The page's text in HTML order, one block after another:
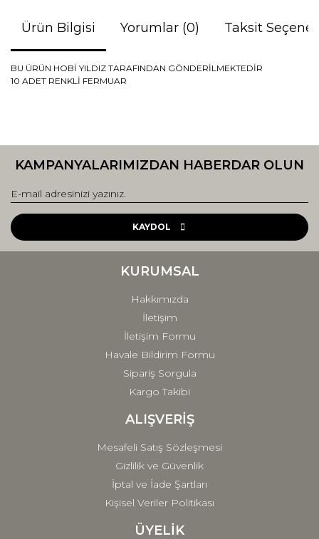
Ürün Bilgisi Yorumlar (0) Taksit
BU ÜRÜN HOBİ YILDIZ TARAFINDAN GÖNDERİLMEKTEDİR
10 ADET RENKLİ FERMUAR
konularda yetersiz gördüğünüz noktaları öneri formunu
Görüş ve önerileriniz için teşekkür ederiz.
Ürün resmi kalitesiz, bozuk veya görüntülenemiyor.
Ürün açıklamasında eksik bilgiler bulunuyor.
Ürün fiyatı diğer sitelerden daha pahalı.
Gönder
KAMPANYALARIMIZDAN HABERDAR OLUN
KAYDOL
KURUMSAL
Hakkımızda
İletişim
İletişim Formu
Havale Bildirim Formu
Sipariş Sorgula
Kargo Takibi
ALIŞVERİŞ
Mesafeli Satış Sözleşmesi
Gizlilik ve Güvenlik
İptal ve İade Şartları
Kişisel Veriler Politikası
ÜYELİK